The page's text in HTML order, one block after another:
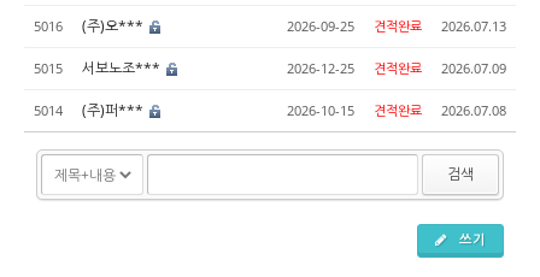
5016 (주)오*** 2026-09-25 견적완료 2026.07.13
5015 서보노조*** 2026-12-25 견적완료 2026.07.09
5014 (주)퍼*** 2026-10-15 견적완료 2026.07.08
검색
쓰기